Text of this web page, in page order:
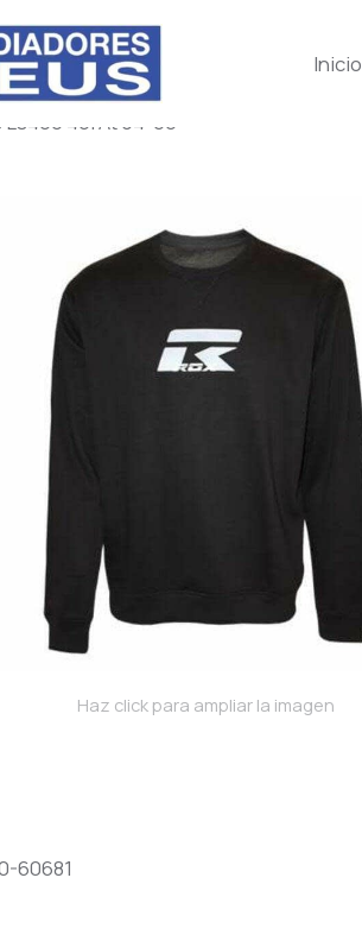
Inicio
Ls400 40i At 94-00
Haz click para ampliar la imagen
60681